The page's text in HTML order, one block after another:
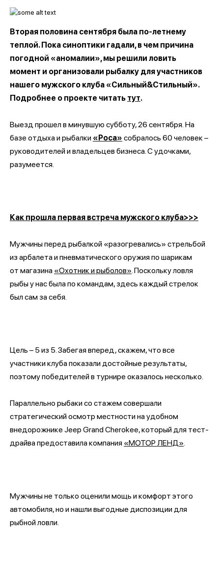
Вторая половина сентября была по-летнему
теплой. Пока синоптики гадали, в чем причина
погодной «аномалии», мы решили ловить
момент и организовали рыбалку для участников
нашего мужского клуба «Сильный&Стильный».
Подробнее о проекте читать тут.
Выезд прошел в минувшую субботу, 26 сентября. На
базе отдыха и рыбалки «Роса» собралось 60 человек –
руководителей и владельцев бизнеса. С удочками,
разумеется.
Как прошла первая встреча мужского клуба>>>
Мужчины перед рыбалкой «разогревались» стрельбой
из арбалета и пневматического оружия по шарикам
от магазина «Охотник и рыболов» . Поскольку ловля
рыбы у нас была по командам, здесь каждый стрелок
был сам за себя.
Цель – 5 из 5. Забегая вперед, скажем, что все
участники клуба показали достойные результаты,
поэтому победителей в турнире оказалось несколько.
Параллельно рыбаки со стажем совершали
стратегический осмотр местности на удобном
внедорожнике Jeep Grand Cherokee, который для тест-
драйва предоставила компания «МОТОР ЛЕНД»
Мужчины не только оценили мощь и комфорт этого
автомобиля, но и нашли выгодные диспозиции для
рыбной ловли.